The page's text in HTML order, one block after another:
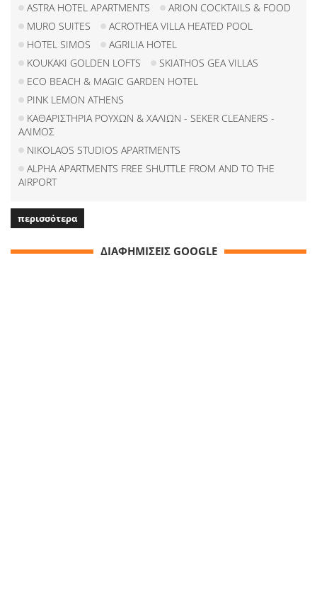
ASTRA HOTEL APARTMENTS
ARION COCKTAILS & FOOD
MURO SUITES
ACROTHEA VILLA HEATED POOL
HOTEL SIMOS
AGRILIA HOTEL
KOUKAKI GOLDEN LOFTS
SKIATHOS GEA VILLAS
ECO BEACH & MAGIC GARDEN HOTEL
PINK LEMON ATHENS
ΚΑΘΑΡΙΣΤΗΡΙΑ ΡΟΥΧΩΝ & ΧΑΛΙΩΝ - SEKER CLEANERS -
ΑΛΙΜΟΣ
NIKOLAOS STUDIOS APARTMENTS
ALPHA APARTMENTS FREE SHUTTLE FROM AND TO THE
AIRPORT
περισσότερα
ΔΙΑΦΗΜΙΣΕΙΣ GOOGLE